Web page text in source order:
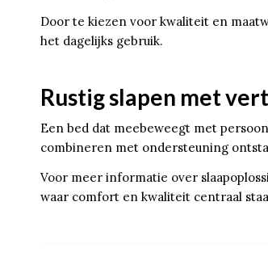
Door te kiezen voor kwaliteit en
het dagelijks gebruik.
Rustig slapen met
Een bed dat meebeweegt met
combineren met ondersteuning
Voor meer informatie over
waar comfort en kwaliteit centraal